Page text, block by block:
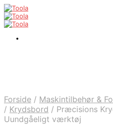
Forside / Maskintilbehør &
/ Krydsbord / Præcisions
Uundgåeligt værktøj